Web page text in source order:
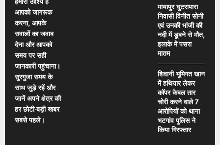
आपको जागरूक
करना, आपके
सवालों का जवाब
देना और आपको
समय पर सही
जानकारी पहुंचाना।
सुरगुजा समय के
साथ जुड़े रहें और
जानें अपने क्षेत्र की
हर छोटी-बड़ी खबर
सबसे पहले।
मायापुर घुटरापारा
निवासी विनीत सोनी
एवं उनकी भांजी की
नदी में डूबने से मौत,
इलाके में पसरा
मातम
शिवानी भूमिगत खान
में हथियार लेकर
कॉपर केबल तार
चोरी करने वाले 7
आरोपियों को थाना
भटगांव पुलिस ने
किया गिरफ्तार